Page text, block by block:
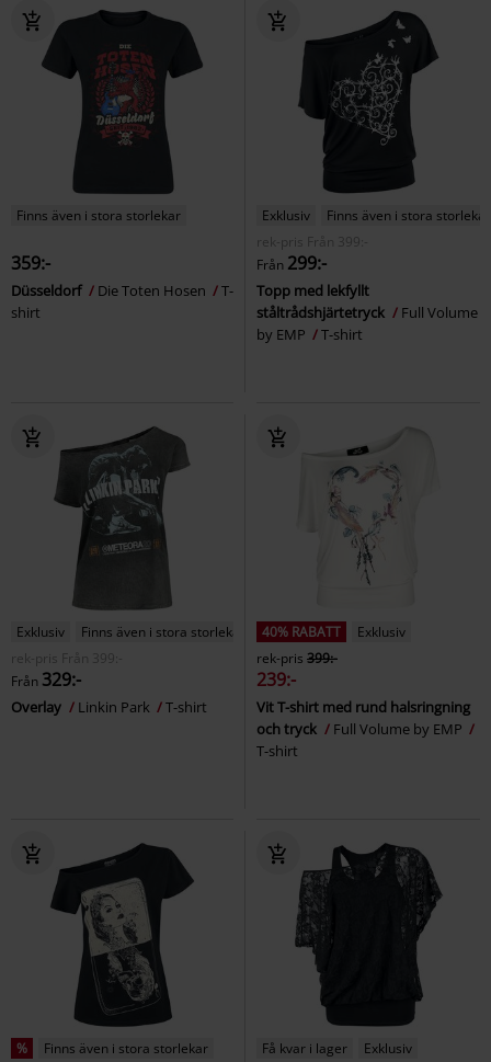
Finns även i stora storlekar
359:-
Düsseldorf Die Toten Hosen
T-
shirt
Exklusiv
Finns även i stora storlekar
rek-pris
Från
399:-
Från 299:-
Topp med lekfyllt
ståltrådshjärtetryck
Full Volume
by EMP
T-shirt
Exklusiv
Finns även i stora storlekar
rek-pris
Från
399:-
Från 329:-
Overlay Linkin Park T-shirt
40% RABATT
Exklusiv
rek-pris 399:-
239:-
Vit T-shirt med rund halsringning
och tryck
Full Volume by EMP
T-shirt
% Finns även i stora storlekar Få kvar i lager
Exklusiv